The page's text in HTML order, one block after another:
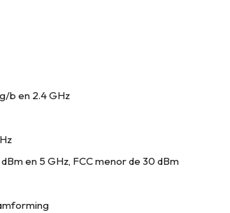
b en 2.4 GHz
en 5 GHz, FCC menor de 30 dBm